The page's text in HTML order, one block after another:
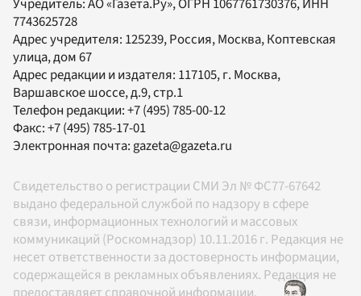
7743625728
Адрес учредителя: 125239, Россия, Москва, Коптевская
улица, дом 67
Адрес редакции и издателя: 117105, г. Москва,
Варшавское шоссе, д.9, стр.1
Телефон редакции:+7 (495) 785-00-12
Факс:+7 (495) 785-17-01
Электронная почта: gazeta@gazeta.ru
Свидетельство о регистрации СМИ Эл № ФС77-67642
выдано федеральной службой по надзору в сфере
связи, информационных технологий и массовых
коммуникаций (Роскомнадзор) 10.11.2016 г. Редакция не
несет ответственности за достоверность информации,
содержащейся в рекламных объявлениях. Редакция не